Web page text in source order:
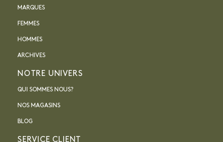
MARQUES
FEMMES
HOMMES
ARCHIVES
NOTRE UNIVERS
QUI SOMMES NOUS?
NOS MAGASINS
BLOG
SERVICE CLIENT